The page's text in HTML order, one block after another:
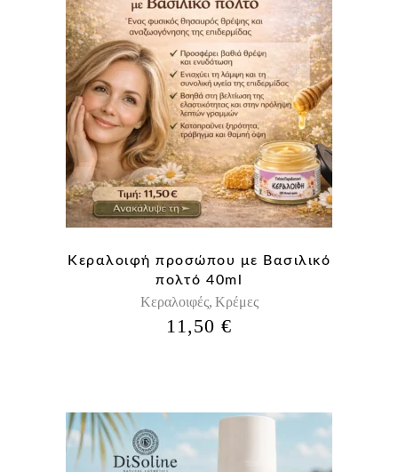
Κεραλοιφή προσώπου με Βασιλικό
πολτό 40ml
Κεραλοιφές, Κρέμες
11,50€